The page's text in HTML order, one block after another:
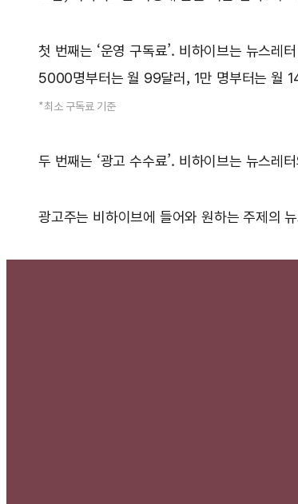
첫 번째는 ‘운영 구독료’. 비하이브는 뉴스
5000명부터는 월 99달러, 1만 명부터는 월
*최소 구독료 기준
두 번째는 ‘광고 수수료’. 비하이브는 뉴스레
광고주는 비하이브에 들어와 원하는 주제의